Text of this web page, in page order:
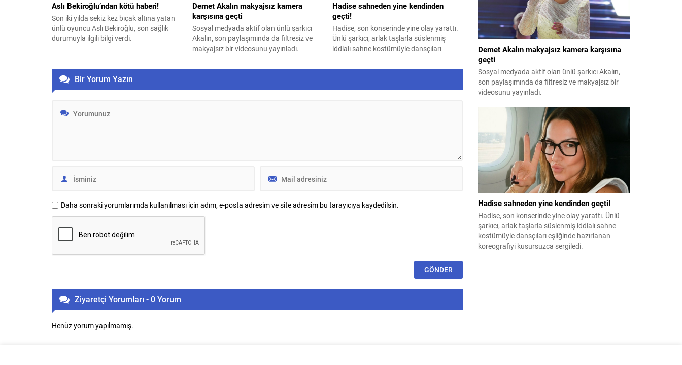
Aslı Bekiroğlu’ndan kötü haberi!
Son iki yılda sekiz kez bıçak altına yatan
ünlü oyuncu Aslı Bekiroğlu, son sağlık
durumuyla ilgili bilgi verdi.
Demet Akalın makyajsız kamera
karşısına geçti
Sosyal medyada aktif olan ünlü şarkıcı
Akalın, son paylaşımında da filtresiz ve
makyajsız bir videosunu yayınladı.
Hadise sahneden yine kendinden
geçti!
Hadise, son konserinde yine olay yarattı.
Ünlü şarkıcı, arlak taşlarla süslenmiş
iddialı sahne kostümüyle dansçıları
kusursuzca sergiledi.
Bir Yorum Yazın
Daha sonraki yorumlarımda kullanılması için adım, e-posta adresim ve site adresim bu tarayıcıya kaydedilsin.
Ziyaretçi Yorumları - 0 Yorum
Henüz yorum yapılmamış.
Demet Akalın makyajsız kamera karşısına
geçti
Sosyal medyada aktif olan ünlü şarkıcı Akalın,
son paylaşımında da filtresiz ve makyajsız bir
videosunu yayınladı.
Hadise sahneden yine kendinden geçti!
Hadise, son konserinde yine olay yarattı. Ünlü
şarkıcı, arlak taşlarla süslenmiş iddialı sahne
kostümüyle dansçıları eşliğinde hazırlanan
koreografiyi kusursuzca sergiledi.